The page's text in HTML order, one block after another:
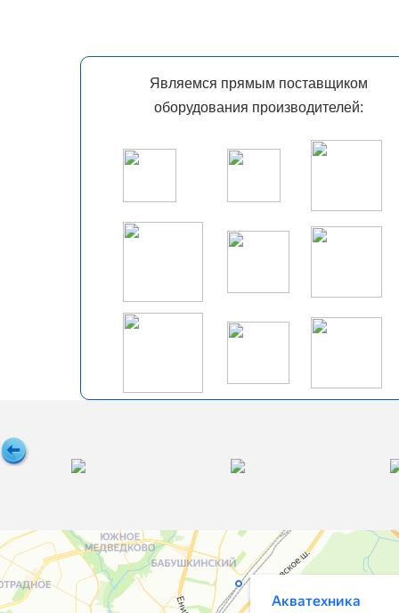
Являемся прямым поставщиком
оборудования производителей: